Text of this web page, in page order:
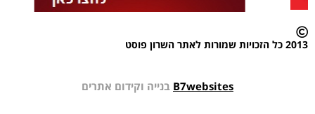
2013 כל הזכויות שמורות לאתר השרון פוסט
B7websites